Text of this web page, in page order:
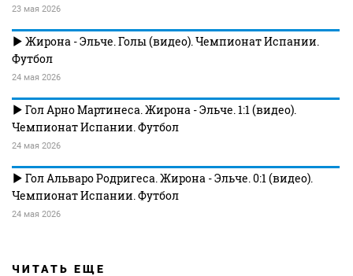
23 мая 2026
Жирона - Эльче. Голы (видео). Чемпионат Испании.
Футбол
24 мая 2026
Гол Арно Мартинеса. Жирона - Эльче. 1:1 (видео).
Чемпионат Испании. Футбол
24 мая 2026
Гол Альваро Родригеса. Жирона - Эльче. 0:1 (видео).
Чемпионат Испании. Футбол
24 мая 2026
ЧИТАТЬ ЕЩЕ